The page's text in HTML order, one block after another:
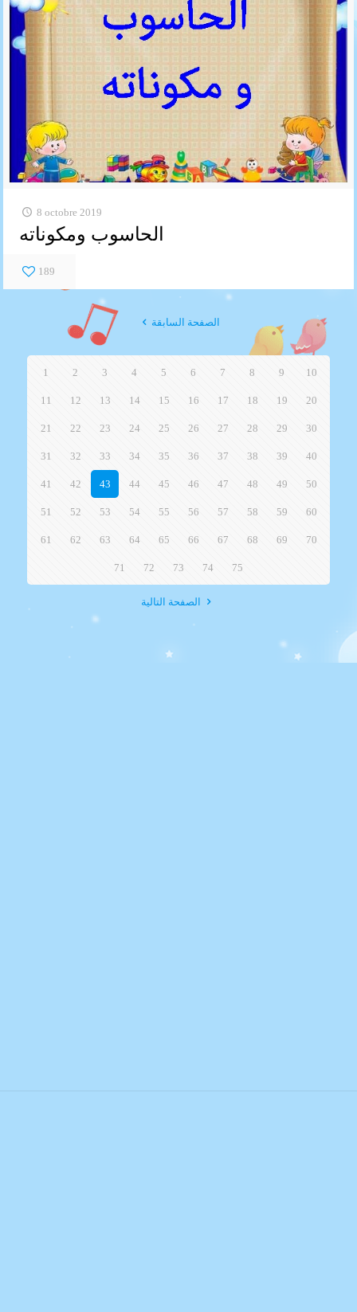
8 octobre 2019
الحاسوب ومكوناته
189
الصفحة السابقة
1 2 3 4 5 6 7 8 9 10
11 12 13 14 15 16 17 18 19 20
21 22 23 24 25 26 27 28 29 30
31 32 33 34 35 36 37 38 39 40
41 42 43 44 45 46 47 48 49 50
51 52 53 54 55 56 57 58 59 60
61 62 63 64 65 66 67 68 69 70
71 72 73 74 75
الصفحة التالية